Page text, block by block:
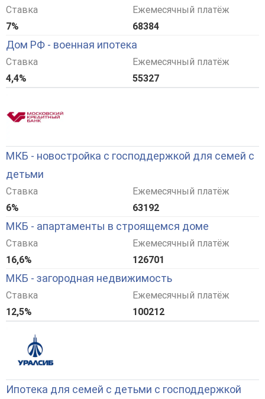
Ставка
7%
Ежемесячный платёж
68384
Дом РФ - военная ипотека
Ставка
4,4%
Ежемесячный платёж
55327
МКБ - новостройка с господдержкой для семей с
детьми
Ставка
6%
Ежемесячный платёж
63192
МКБ - апартаменты в строящемся доме
Ставка
16,6%
Ежемесячный платёж
126701
МКБ - загородная недвижимость
Ставка
12,5%
Ежемесячный платёж
100212
Ипотека для семей с детьми с господдержкой